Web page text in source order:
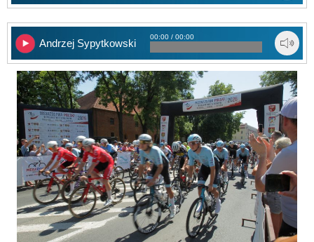
Andrzej Sypytkowski
00:00 / 00:00